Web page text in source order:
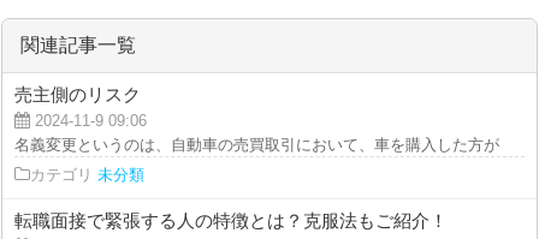
関連記事一覧
売主側のリスク
2024-11-9 09:06
名義変更というのは、自動車の売買取引において、車を購入した方が所有
カテゴリ 未分類
転職面接で緊張する人の特徴とは？克服法もご紹介！